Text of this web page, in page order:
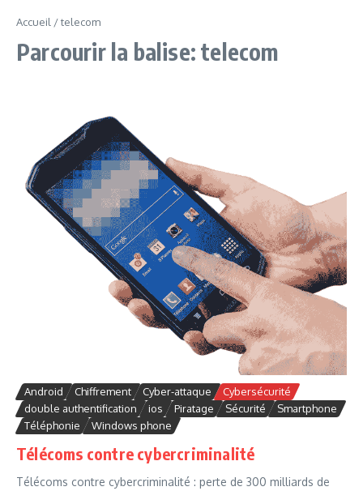
Accueil /telecom
Parcourir la balise: telecom
Android Chiffrement Cyber-attaque
Cybersécurité
double authentification
ios Piratage Sécurité
Smartphone
Téléphonie
Windows phone
Télécoms contre cybercriminalité
Télécoms contre cybercriminalité : perte de 300 milliards de